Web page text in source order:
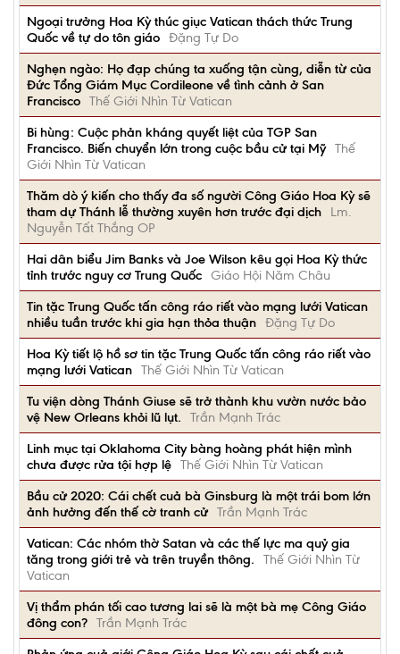
Ngoại trưởng Hoa Kỳ thúc giục Vatican thách thức Trung
Quốc về tự do tôn giáo Đặng Tự Do
Nghẹn ngào: Họ đạp chúng ta xuống tận cùng, diễn từ của
Đức Tổng Giám Mục Cordileone về tình cảnh ở San
Francisco Thế Giới Nhìn Từ Vatican
Bi hùng: Cuộc phản kháng quyết liệt của TGP San
Francisco. Biến chuyển lớn trong cuộc bầu cử tại Mỹ Thế
Giới Nhìn Từ Vatican
Thăm dò ý kiến cho thấy đa số người Công Giáo Hoa Kỳ sẽ
tham dự Thánh lễ thường xuyên hơn trước đại dịch
Lm.
Nguyễn Tất Thắng OP
Hai dân biểu Jim Banks và Joe Wilson kêu gọi Hoa Kỳ thức
tỉnh trước nguy cơ Trung Quốc Giáo Hội Năm Châu
Tin tặc Trung Quốc tấn công ráo riết vào mạng lưới Vatican
nhiều tuần trước khi gia hạn thỏa thuận Đặng Tự Do
Hoa Kỳ tiết lộ hồ sơ tin tặc Trung Quốc tấn công ráo riết vào
mạng lưới Vatican Thế Giới Nhìn Từ Vatican
Tu viện dòng Thánh Giuse sẽ trở thành khu vườn nước bảo
vệ New Orleans khỏi lũ lụt.
Trần Mạnh Trác
Linh mục tại Oklahoma City bàng hoàng phát hiện mình
chưa được rửa tội hợp lệ Thế Giới Nhìn Từ Vatican
Bầu cử 2020: Cái chết cuả bà Ginsburg là một trái bom lớn
ảnh hưởng đến thế cờ tranh cử Trần Mạnh Trác
Vatican: Các nhóm thờ Satan và các thế lực ma quỷ gia
tăng trong giới trẻ và trên truyền thông.
Thế Giới Nhìn Từ
Vatican
Vị thẩm phán tối cao tương lai sẽ là một bà mẹ Công Giáo
đông con? Trần Mạnh Trác